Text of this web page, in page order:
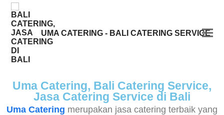
UMA CATERING - BALI CATERING SERVICE
Uma Catering, Bali Catering Service,
Jasa Catering Service di Bali
Uma Catering merupakan jasa catering terbaik yang